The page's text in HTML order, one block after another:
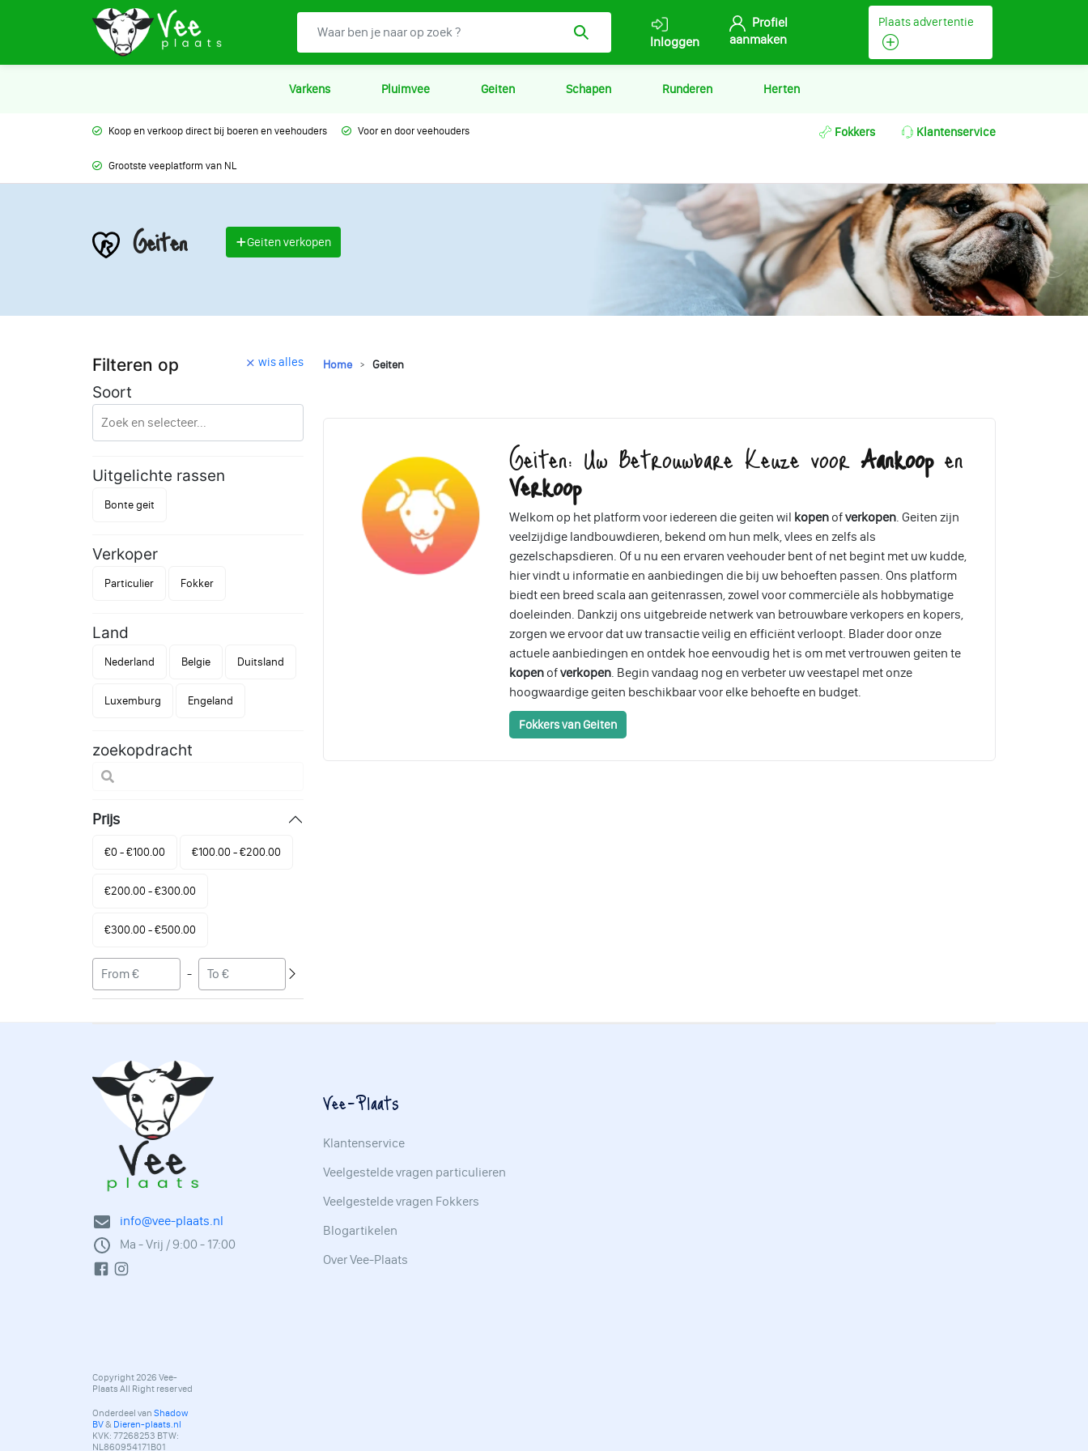
Inloggen
Profiel
aanmaken
Plaats advertentie
Varkens Pluimvee Geiten Schapen Runderen Herten
Koop en verkoop direct bij boeren en veehouders Voor en door veehouders
Grootste veeplatform van NL
Fokkers Klantenservice
Geiten Geiten verkopen
Filteren op wis alles
Soort
Uitgelichte rassen
Bonte geit
Verkoper
Particulier Fokker
Land
Nederland Belgie Duitsland
Luxemburg Engeland
zoekopdracht
Prijs
€0 - €100.00 €100.00 - €200.00
€200.00 - €300.00
€300.00 - €500.00
-
Home Geiten
Geiten: Uw Betrouwbare Keuze voorAankoopen
Verkoop
Welkom op het platform voor iedereen die geiten wil kopen ofverkopen. Geiten zijn
veelzijdige landbouwdieren, bekend om hun melk, vlees en zelfs als
gezelschapsdieren. Of u nu een ervaren veehouder bent of net begint met uw kudde,
hier vindt u informatie en aanbiedingen die bij uw behoeften passen. Ons platform
biedt een breed scala aan geitenrassen, zowel voor commerciële als hobbymatige
doeleinden. Dankzij ons uitgebreide netwerk van betrouwbare verkopers en kopers,
zorgen we ervoor dat uw transactie veilig en efficiënt verloopt. Blader door onze
actuele aanbiedingen en ontdek hoe eenvoudig het is om met vertrouwen geiten te
kopen ofverkopen. Begin vandaag nog en verbeter uw veestapel met onze
hoogwaardige geiten beschikbaar voor elke behoefte en budget.
Fokkers van Geiten
info@vee-plaats.nl
Ma - Vrij / 9:00 - 17:00
Copyright 2026 Vee-
Plaats All Right reserved
Onderdeel van Shadow
BV& Dieren-plaats.nl
KVK: 77268253 BTW:
NL860954171B01
Vee-Plaats
Klantenservice
Veelgestelde vragen particulieren
Veelgestelde vragen Fokkers
Blogartikelen
Over Vee-Plaats